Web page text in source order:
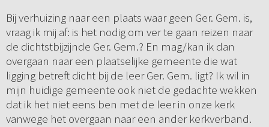
Bij verhuizing naar een plaats waar geen Ger. Gem. is,
vraag ik mij af: is het nodig om ver te gaan reizen naar
de dichtstbijzijnde Ger. Gem.? En mag/kan ik dan
overgaan naar een plaatselijke gemeente die wat
ligging betreft dicht bij de leer Ger. Gem. ligt? Ik wil in
mijn huidige gemeente ook niet de gedachte wekken
dat ik het niet eens ben met de leer in onze kerk
vanwege het overgaan naar een ander kerkverband.